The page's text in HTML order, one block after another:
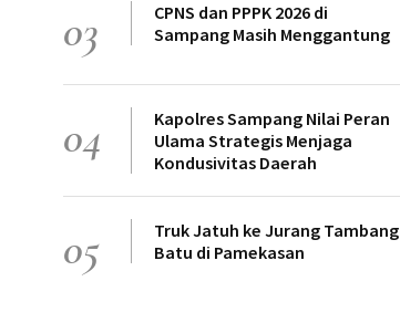
03
CPNS dan PPPK 2026 di
Sampang Masih Menggantung
04
Kapolres Sampang Nilai Peran
Ulama Strategis Menjaga
Kondusivitas Daerah
05
Truk Jatuh ke Jurang Tambang
Batu di Pamekasan